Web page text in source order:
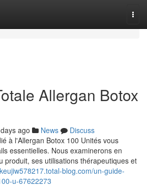
Allergan Botox
ago News
Discuss
à l'Allergan Botox 100 Unités vous
essentielles. Nous examinerons en
produit, ses utilisations thérapeutiques et
blog.com/un-guide-
u-67622273